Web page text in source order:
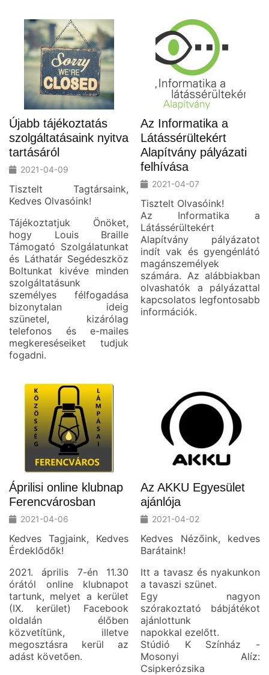
Újabb tájékoztatás
szolgáltatásaink nyitva
tartásáról
2021-04-09
Tisztelt Tagtársaink,
Kedves Olvasóink!
Tájékoztatjuk Önöket,
hogy Louis Braille
Támogató Szolgálatunkat
és Láthatár Segédeszköz
Boltunkat kivéve minden
szolgáltatásunk
személyes félfogadása
bizonytalan ideig
szünetel, kizárólag
telefonos és e-mailes
megkereséseiket tudjuk
fogadni.
Az Informatika a
Látássérültekért
Alapítvány pályázati
felhívása
2021-04-07
Tisztelt Olvasóink!
Az Informatika a
Látássérültekért
Alapítvány pályázatot
indít vak és gyengénlátó
magánszemélyek
számára. Az alábbiakban
olvashatók a pályázattal
kapcsolatos legfontosabb
információk.
Áprilisi online klubnap
Ferencvárosban
2021-04-06
Kedves Tagjaink, Kedves
Érdeklődők!
2021. április 7-én 11.30
órától online klubnapot
tartunk, melyet a kerület
(IX. kerület) Facebook
oldalán élőben
közvetítünk, illetve
megosztásra kerül az
adást követően.
Az AKKU Egyesület
ajánlója
2021-04-02
Kedves Nézőink, kedves
Barátaink!
Itt a tavasz és nyakunkon
a tavaszi szünet.
Egy nagyon
szórakoztató bábjátékot
ajánlottunk
napokkal ezelőtt.
Stúdió K Színház -
Mosonyi Alíz:
Csipkerózsika